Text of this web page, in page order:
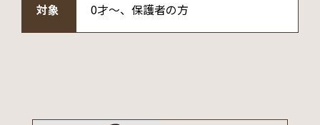
対象 0才～、保護者の方